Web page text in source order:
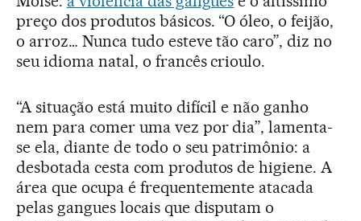
preço dos produtos básicos. “O óleo, o feijão,
o arroz… Nunca tudo esteve tão caro”, diz no
seu idioma natal, o francês crioulo.
“A situação está muito difícil e não ganho
nem para comer uma vez por dia”, lamenta-
se ela, diante de todo o seu patrimônio: a
desbotada cesta com produtos de higiene. A
área que ocupa é frequentemente atacada
pelas gangues locais que disputam o